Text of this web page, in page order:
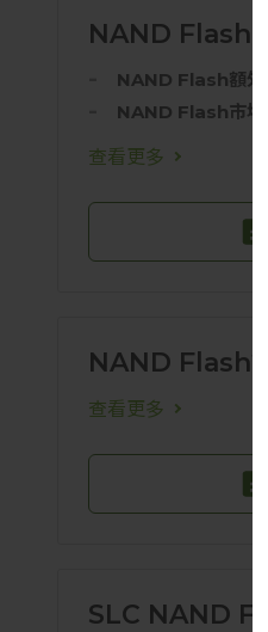
NAND Flash
NAND Flash額外
NAND Flash市場
查看更多
NAND Flash鑽
查看更多
SLC NAND